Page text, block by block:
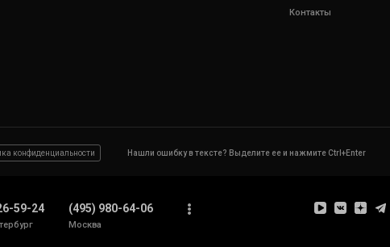
Контакты
конфиденциальности Нашли ошибку в тексте? Выделите ее и нажмите Ctrl+Enter
59-24 (495) 980-64-06
Москва